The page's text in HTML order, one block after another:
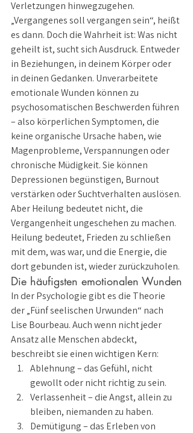
Verletzungen hinwegzugehen.
„Vergangenes soll vergangen sein“, heißt
es dann. Doch die Wahrheit ist: Was nicht
geheilt ist, sucht sich Ausdruck. Entweder
in Beziehungen, in deinem Körper oder
in deinen Gedanken. Unverarbeitete
emotionale Wunden können zu
psychosomatischen Beschwerden führen
– also körperlichen Symptomen, die
keine organische Ursache haben, wie
Magenprobleme, Verspannungen oder
chronische Müdigkeit. Sie können
Depressionen begünstigen, Burnout
verstärken oder Suchtverhalten auslösen.
Aber Heilung bedeutet nicht, die
Vergangenheit ungeschehen zu machen.
Heilung bedeutet, Frieden zu schließen
mit dem, was war, und die Energie, die
dort gebunden ist, wieder zurückzuholen.
Die häufigsten emotionalen Wunden
In der Psychologie gibt es die Theorie
der „Fünf seelischen Urwunden“ nach
Lise Bourbeau. Auch wenn nicht jeder
Ansatz alle Menschen abdeckt,
beschreibt sie einen wichtigen Kern:
Ablehnung – das Gefühl, nicht
gewollt oder nicht richtig zu sein.
Verlassenheit – die Angst, allein zu
bleiben, niemanden zu haben.
Demütigung – das Erleben von